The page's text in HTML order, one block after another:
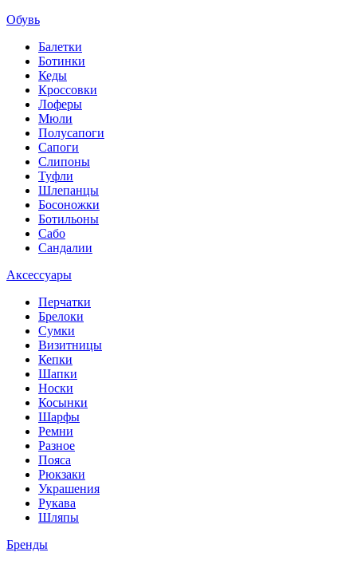
Обувь
Балетки
Ботинки
Кеды
Кроссовки
Лоферы
Мюли
Полусапоги
Сапоги
Слипоны
Туфли
Шлепанцы
Босоножки
Ботильоны
Сабо
Сандалии
Аксессуары
Перчатки
Брелоки
Сумки
Визитницы
Кепки
Шапки
Носки
Косынки
Шарфы
Ремни
Разное
Пояса
Рюкзаки
Украшения
Рукава
Шляпы
Бренды